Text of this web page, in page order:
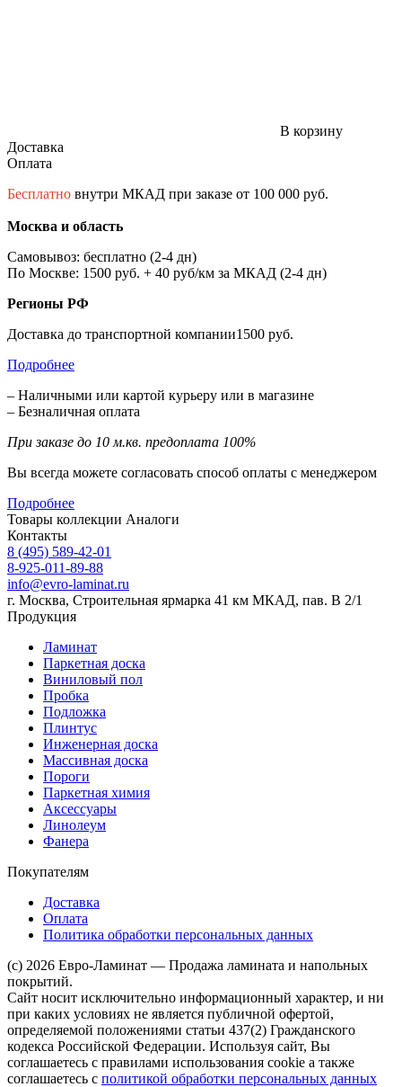
В корзину
Доставка
Оплата
Бесплатно внутри МКАД при заказе от 100 000 руб.
Москва и область
Самовывоз: бесплатно (2-4 дн)
По Москве: 1500 руб. + 40 руб/км за МКАД (2-4 дн)
Регионы РФ
Доставка до транспортной компании1500 руб.
Подробнее
– Наличными или картой курьеру или в магазине
– Безналичная оплата
При заказе до 10 м.кв. предоплата 100%
Вы всегда можете согласовать способ оплаты с менеджером
Подробнее
Товары коллекции Аналоги
Контакты
8 (495) 589-42-01
8-925-011-89-88
info@evro-laminat.ru
г. Москва, Строительная ярмарка 41 км МКАД, пав. В 2/1
Продукция
Ламинат
Паркетная доска
Виниловый пол
Пробка
Подложка
Плинтус
Инженерная доска
Массивная доска
Пороги
Паркетная химия
Аксессуары
Линолеум
Фанера
Покупателям
Доставка
Оплата
Политика обработки персональных данных
(c) 2026 Евро-Ламинат — Продажа ламината и напольных
покрытий.
Сайт носит исключительно информационный характер, и ни
при каких условиях не является публичной офертой,
определяемой положениями статьи 437(2) Гражданского
кодекса Российской Федерации. Используя сайт, Вы
соглашаетесь с правилами использования cookie а также
соглашаетесь с политикой обработки персональных данных